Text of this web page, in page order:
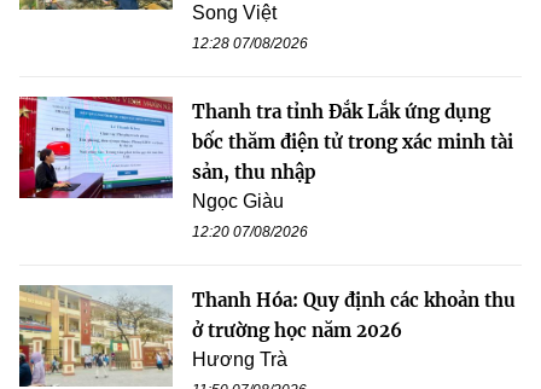
Song Việt
12:28 07/08/2026
Thanh tra tỉnh Đắk Lắk ứng dụng
bốc thăm điện tử trong xác minh tài
sản, thu nhập
Ngọc Giàu
12:20 07/08/2026
Thanh Hóa: Quy định các khoản thu
ở trường học năm 2026
Hương Trà